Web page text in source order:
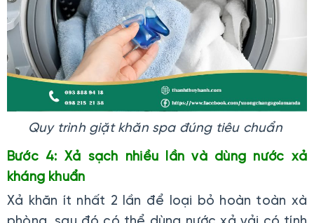
Quy trình giặt khăn spa đúng tiêu chuẩn
Bước 4: Xả sạch nhiều lần và dùng nước xả
kháng khuẩn
Xả khăn ít nhất 2 lần để loại bỏ hoàn toàn xà